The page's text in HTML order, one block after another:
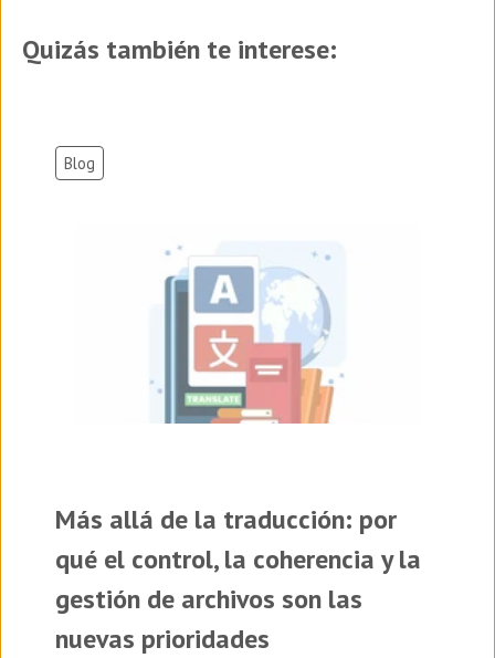
Quizás también te interese:
Blog
Más allá de la traducción: por
qué el control, la coherencia y la
gestión de archivos son las
nuevas prioridades